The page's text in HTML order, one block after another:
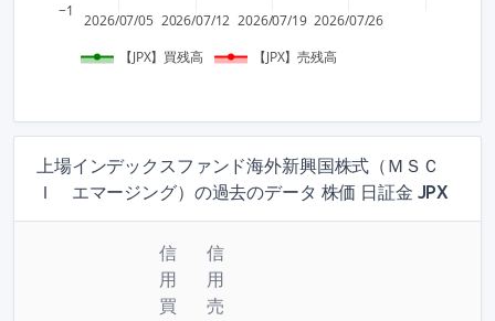
2026/07/05 2026/07/12 2026/07/19 2026/07/26
−1
【JPX】買残高 【JPX】売残高
上場インデックスファンド海外新興国株式（ＭＳＣ
Ｉ エマージング）の過去のデータ 株価 日証金 JPX
信
用
買
信
用
売